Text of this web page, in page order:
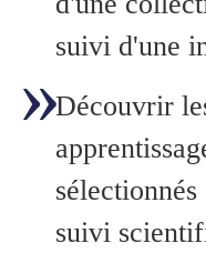
suivi d'une
Découvrir
suivi